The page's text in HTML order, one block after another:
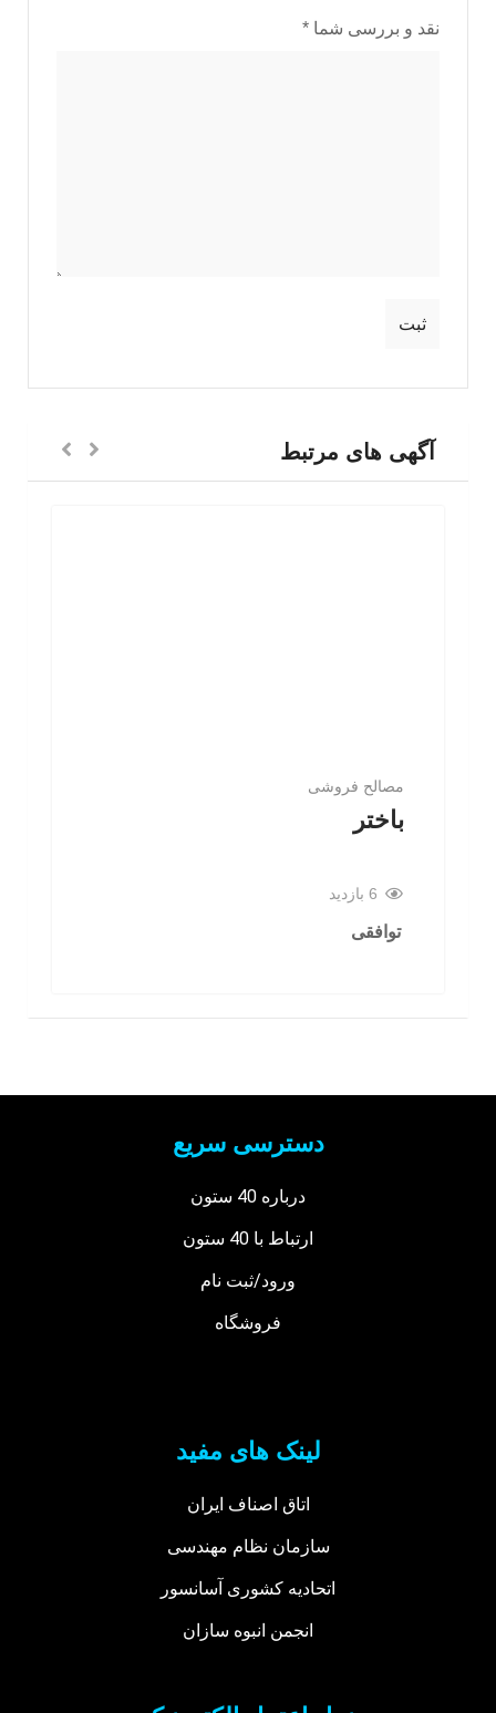
نقد و بررسی شما *
آگهی های مرتبط
مصالح فروشی
باختر
6 بازدید
توافقی
دسترسی سریع
درباره 40 ستون
ارتباط با 40 ستون
ورود/ثبت نام
فروشگاه
لینک های مفید
اتاق اصناف ایران
سازمان نظام مهندسی
اتحادیه کشوری آسانسور
انجمن انبوه سازان